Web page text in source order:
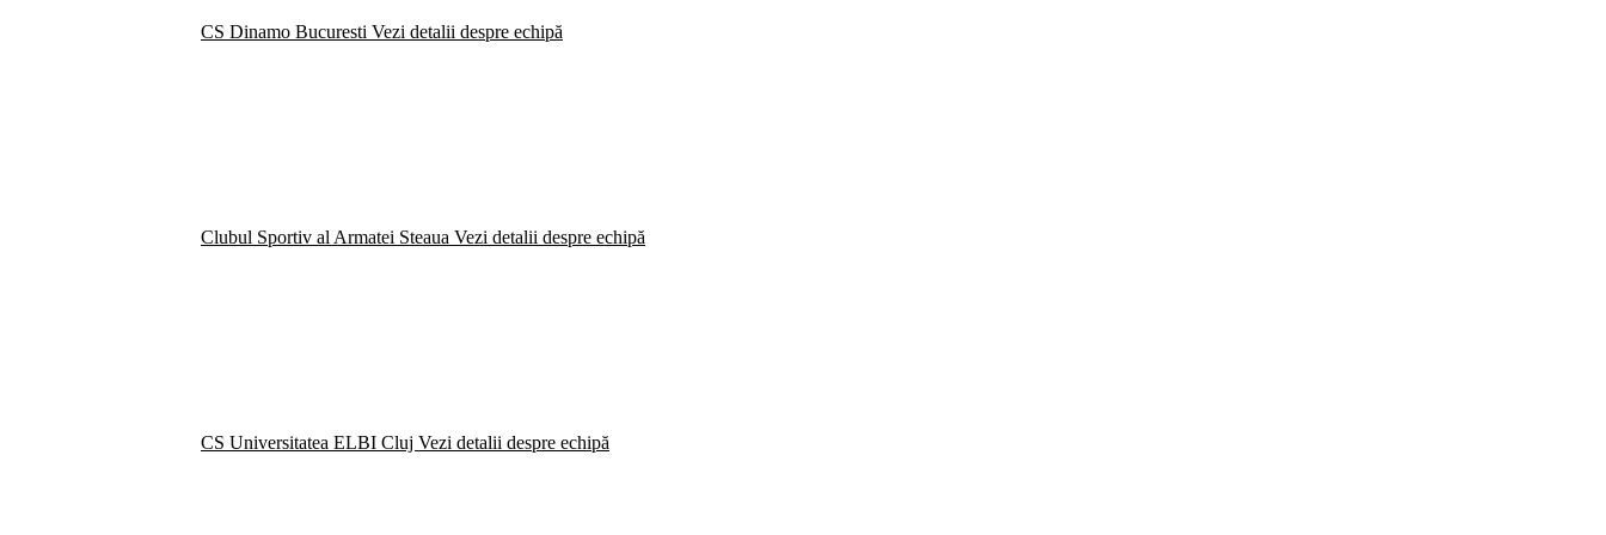
CS Dinamo Bucuresti Vezi detalii despre echipă
Clubul Sportiv al Armatei Steaua Vezi detalii despre echipă
CS Universitatea ELBI Cluj Vezi detalii despre echipă